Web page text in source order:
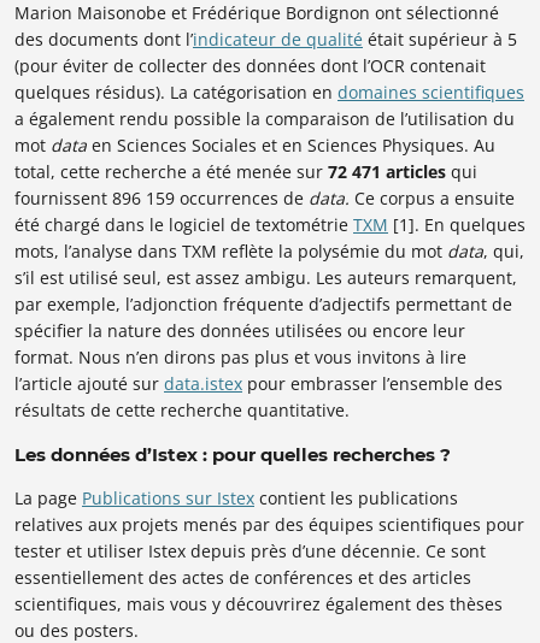
Marion Maisonobe et Frédérique Bordignon ont sélectionné
des documents dont l’indicateur de qualité était supérieur à 5
(pour éviter de collecter des données dont l’OCR contenait
quelques résidus). La catégorisation en domaines scientifiques
a également rendu possible la comparaison de l’utilisation du
mot data en Sciences Sociales et en Sciences Physiques. Au
total, cette recherche a été menée sur 72 471 articles qui
fournissent 896 159 occurrences de data. Ce corpus a ensuite
été chargé dans le logiciel de textométrie TXM [1]. En quelques
mots, l’analyse dans TXM reflète la polysémie du mot data, qui,
s’il est utilisé seul, est assez ambigu. Les auteurs remarquent,
par exemple, l’adjonction fréquente d’adjectifs permettant de
spécifier la nature des données utilisées ou encore leur
format. Nous n’en dirons pas plus et vous invitons à lire
l’article ajouté sur data.istex pour embrasser l’ensemble des
résultats de cette recherche quantitative.
Les données d’Istex : pour quelles recherches ?
La page Publications sur Istex contient les publications
relatives aux projets menés par des équipes scientifiques pour
tester et utiliser Istex depuis près d’une décennie. Ce sont
essentiellement des actes de conférences et des articles
scientifiques, mais vous y découvrirez également des thèses
ou des posters.